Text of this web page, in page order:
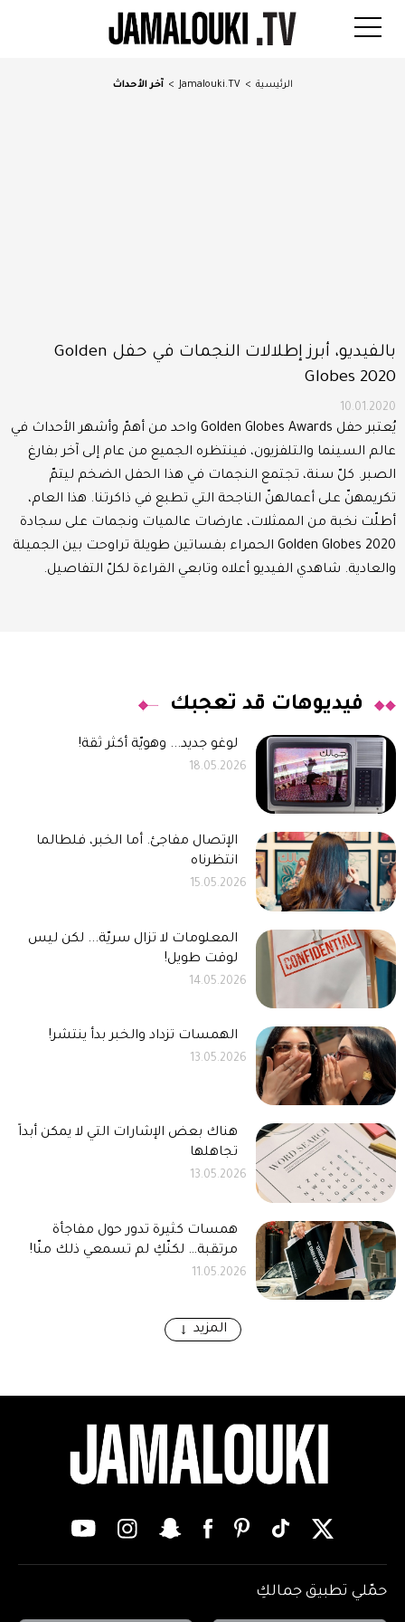
الرئيسية >
Jamalouki.TV
> آخر الأحداث
بالفيديو، أبرز إطلالات النجمات في حفل Golden
Globes 2020
10.01.2020
يُعتبر حفل Golden Globes Awards واحد من أهمّ وأشهر الأحداث في
عالم السينما والتلفزيون، فينتظره الجميع من عام إلى آخر بفارغ
الصبر. كلّ سنة، تجتمع النجمات في هذا الحفل الضخم ليتمّ
تكريمهنّ على أعمالهنّ الناجحة التي تطبع في ذاكرتنا. هذا العام،
أطلّت نخبة من الممثلات، عارضات عالميات ونجمات على سجادة
Golden Globes 2020 الحمراء بفساتين طويلة تراوحت بين الجميلة
والعادية. شاهدي الفيديو أعلاه وتابعي القراءة لكلّ التفاصيل.
فيديوهات قد تعجبك
لوغو جديد... وهويّة أكثر ثقة!
18.05.2026
الإتصال مفاجئ. أما الخبر، فلطالما
انتظرناه
15.05.2026
المعلومات لا تزال سريّة... لكن ليس
لوقت طويل!
14.05.2026
الهمسات تزداد والخبر بدأ ينتشر!
13.05.2026
هناك بعض الإشارات التي لا يمكن أبداً
تجاهلها
13.05.2026
همسات كثيرة تدور حول مفاجأة
مرتقبة… لكنّكِ لم تسمعي ذلك منّا!
11.05.2026
المزيد
حمّلي تطبيق جمالكِ